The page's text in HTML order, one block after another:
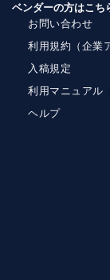
ベンダーの方はこち
お問い合わせ
利用規約（企業
入稿規定
利用マニュアル
ヘルプ